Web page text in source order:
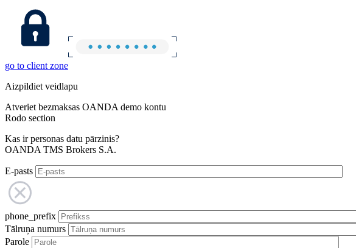
go to client zone
Aizpildiet veidlapu
Atveriet bezmaksas OANDA demo kontu
Rodo section
Kas ir personas datu pārzinis?
OANDA TMS Brokers S.A.
E-pasts
phone_prefix
Tālruņa numurs
Parole